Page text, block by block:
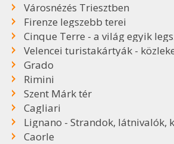
Városnézés Triesztben
Firenze legszebb terei
Cinque Terre - a világ egyik
Velencei turistakártyák -
Grado
Rimini
Szent Márk tér
Cagliari
Lignano - Strandok, látnivalók,
Caorle